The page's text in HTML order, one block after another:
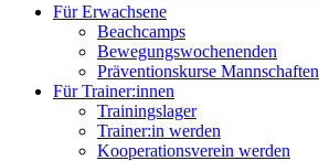
Für Erwachsene
Beachcamps
Bewegungswochenenden
Präventionskurse Mannschaften
Für Trainer:innen
Trainingslager
Trainer:in werden
Kooperationsverein werden